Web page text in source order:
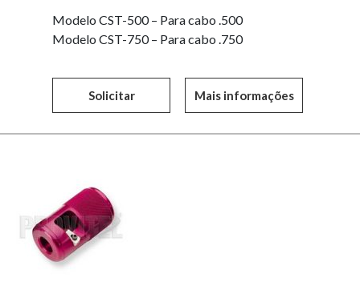
Modelo CST-500 – Para cabo .500
Modelo CST-750 – Para cabo .750
Solicitar Mais informações